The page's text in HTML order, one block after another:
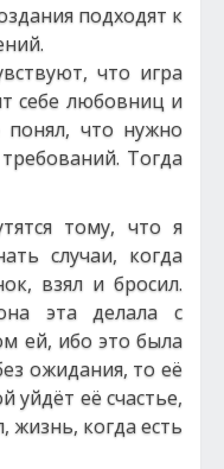
подходят к
что игра
себе любовниц и
что нужно
Тогда
тому, что я
случаи, когда
взял и бросил.
эта делала с
ей, ибо это была
ожидания, то её
уйдёт её счастье,
жизнь, когда есть